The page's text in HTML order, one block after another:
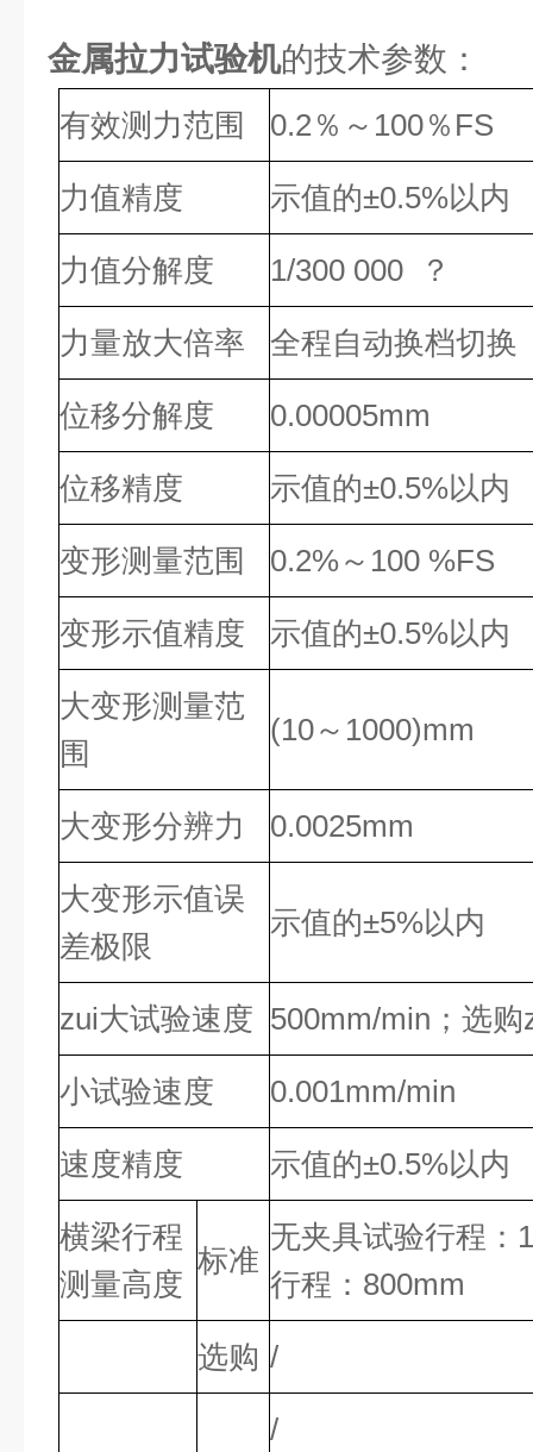
金属拉力试验机的技术参数：
有效测力范围 0.2％～100％FS
力值精度 示值的±0.5%以内
力值分解度 1/300 000 ？
力量放大倍率 全程自动换档切换
位移分解度 0.00005mm
位移精度 示值的±0.5%以内
变形测量范围 0.2%～100 %FS
变形示值精度 示值的±0.5%以内
大变形测量范
围
(10～1000)mm
大变形分辨力 0.0025mm
大变形示值误
差极限
示值的±5%以内
zui大试验速度 500mm/min；选
小试验速度 0.001mm/min
速度精度 示值的±0.5%以内
横梁行程
测量高度
标准
无夹具试验行程：
行程：800mm
选购 /
/